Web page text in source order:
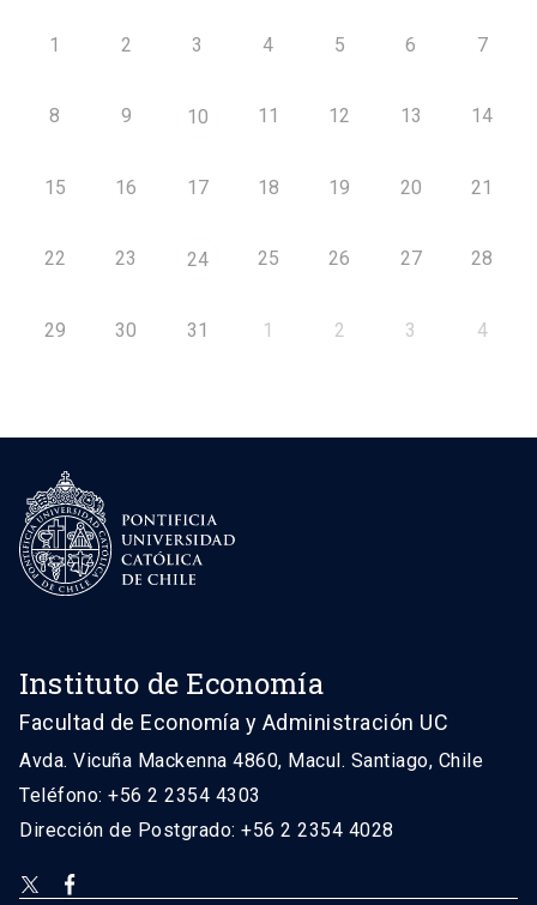
1 2 3 4 5 6 7
8 9 10 11 12 13 14
15 16 17 18 19 20 21
22 23 24 25 26 27 28
29 30 31 1 2 3 4
Instituto de Economía
Facultad de Economía y Administración UC
Avda. Vicuña Mackenna 4860, Macul. Santiago, Chile
Teléfono: +56 2 2354 4303
Dirección de Postgrado: +56 2 2354 4028